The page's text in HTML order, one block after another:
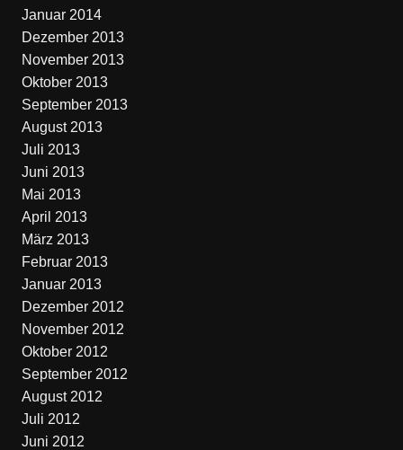
Januar 2014
Dezember 2013
November 2013
Oktober 2013
September 2013
August 2013
Juli 2013
Juni 2013
Mai 2013
April 2013
März 2013
Februar 2013
Januar 2013
Dezember 2012
November 2012
Oktober 2012
September 2012
August 2012
Juli 2012
Juni 2012